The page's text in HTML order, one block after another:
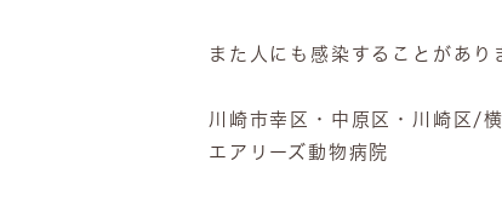
また人にも感染することがあり
川崎市幸区・中原区・川崎区/
エアリーズ動物病院